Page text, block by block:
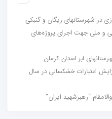
در شهرستانهای ریگان و گنبکی
و ملی جهت اجرای پروژه‌های
ابر استان کرمان
اعتبارات خشکسالی در سال
“رهبرشهید ایران”